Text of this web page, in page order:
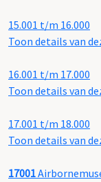
15.001 t/m 16.000
Toon details van
16.001 t/m 17.000
Toon details van
17.001 t/m 18.000
Toon details van
17001